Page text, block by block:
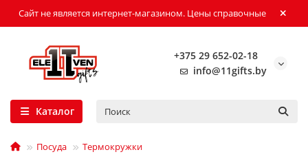
Сайт не является интернет-магазином. Цены справочные
+375 29 652-02-18
info@11gifts.by
Каталог
Посуда Термокружки